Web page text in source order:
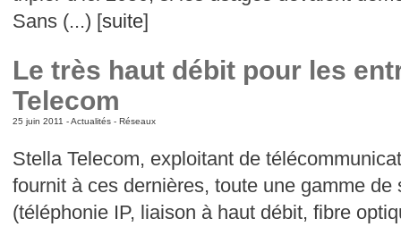
Sans (...) [suite]
Le très haut débit pour les
Telecom
25 juin 2011 -Actualités- Réseaux
Stella Telecom, exploitant de
fournit à ces dernières, toute une gamme
(téléphonie IP, liaison à haut débit, fibre